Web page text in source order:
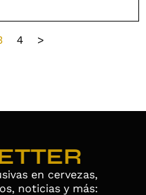
4 >
en cervezas,
noticias y más: